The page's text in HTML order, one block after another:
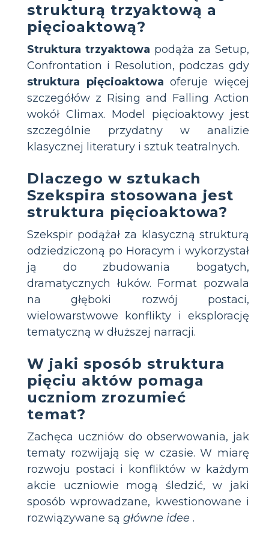
strukturą trzyaktową a
pięcioaktową?
Struktura trzyaktowa podąża za Setup,
Confrontation i Resolution, podczas gdy
struktura pięcioaktowa oferuje więcej
szczegółów z Rising and Falling Action
wokół Climax. Model pięcioaktowy jest
szczególnie przydatny w analizie
klasycznej literatury i sztuk teatralnych.
Dlaczego w sztukach
Szekspira stosowana jest
struktura pięcioaktowa?
Szekspir podążał za klasyczną strukturą
odziedziczoną po Horacym i wykorzystał
ją do zbudowania bogatych,
dramatycznych łuków. Format pozwala
na głęboki rozwój postaci,
wielowarstwowe konflikty i eksplorację
tematyczną w dłuższej narracji.
W jaki sposób struktura
pięciu aktów pomaga
uczniom zrozumieć
temat?
Zachęca uczniów do obserwowania, jak
tematy rozwijają się w czasie. W miarę
rozwoju postaci i konfliktów w każdym
akcie uczniowie mogą śledzić, w jaki
sposób wprowadzane, kwestionowane i
rozwiązywane są główne idee .